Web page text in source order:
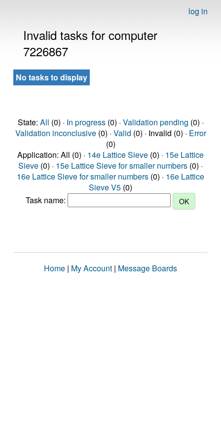
log in
Invalid tasks for computer
7226867
No tasks to display
State: All (0) · In progress(0) · Validation pending (0) ·
Validation inconclusive(0) · Valid (0) · Invalid (0) · Error
(0)
Application: All (0) · 14e Lattice Sieve (0) · 15e Lattice
Sieve (0) · 15e Lattice Sieve for smaller numbers (0) ·
16e Lattice Sieve for smaller numbers (0) · 16e Lattice
Sieve V5 (0)
Task name:
Home | My Account | Message Boards